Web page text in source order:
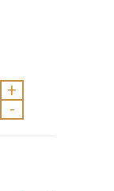
+
-